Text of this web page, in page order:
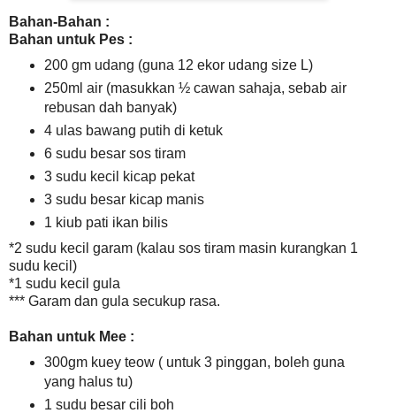
Bahan-Bahan :
Bahan untuk Pes :
200 gm udang (guna 12 ekor udang size L)
250ml air (masukkan ½ cawan sahaja, sebab air
rebusan dah banyak)
4 ulas bawang putih di ketuk
6 sudu besar sos tiram
3 sudu kecil kicap pekat
3 sudu besar kicap manis
1 kiub pati ikan bilis
*2 sudu kecil garam (kalau sos tiram masin kurangkan 1
sudu kecil)
*1 sudu kecil gula
*** Garam dan gula secukup rasa.
Bahan untuk Mee :
300gm kuey teow ( untuk 3 pinggan, boleh guna
yang halus tu)
1 sudu besar cili boh